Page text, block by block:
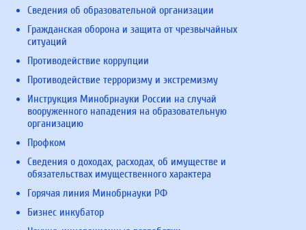
Сведения об образовательной организации
Гражданская оборона и защита от чрезвычайных
ситуаций
Противодействие коррупции
Противодействие терроризму и экстремизму
Инструкция Минобрнауки России на случай
вооруженного нападения на образовательную
организацию
Профком
Сведения о доходах, расходах, об имуществе и
обязательствах имущественного характера
Горячая линия Минобрнауки РФ
Бизнес инкубатор